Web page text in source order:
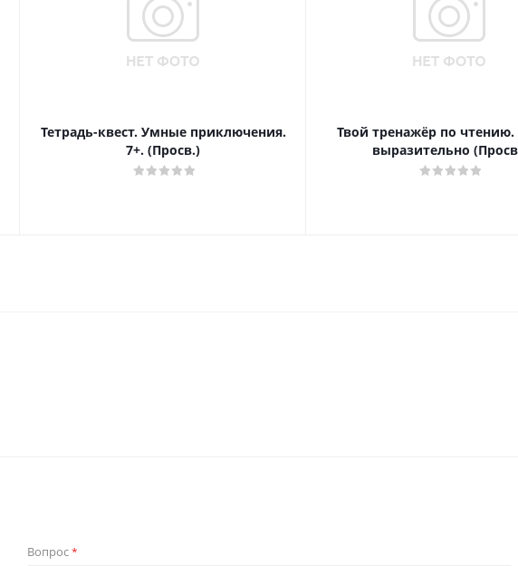
Тетрадь-квест. Умные приключения.
7+. (Просв.)
Твой тренажёр по
выразительно
Вопрос*